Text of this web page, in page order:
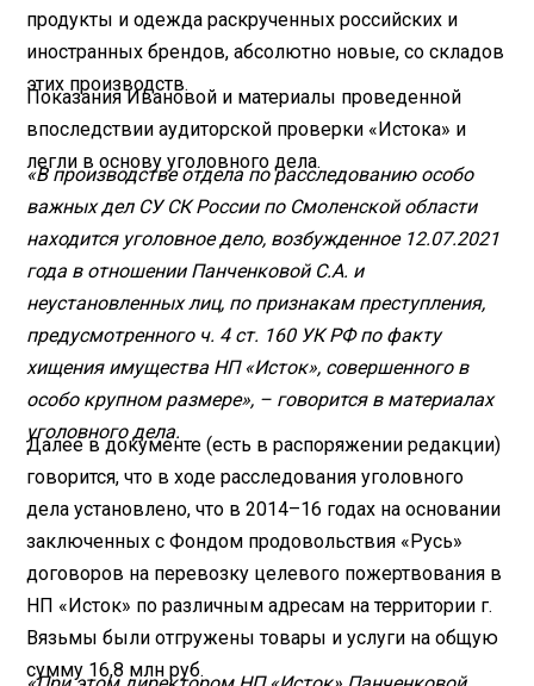
продукты и одежда раскрученных российских и
иностранных брендов, абсолютно новые, со складов
этих производств.
Показания Ивановой и материалы проведенной
впоследствии аудиторской проверки «Истока» и
легли в основу уголовного дела.
«В производстве отдела по расследованию особо
важных дел СУ СК России по Смоленской области
находится уголовное дело, возбужденное 12.07.2021
года в отношении Панченковой С.А. и
неустановленных лиц, по признакам преступления,
предусмотренного ч. 4 ст. 160 УК РФ по факту
хищения имущества НП «Исток», совершенного в
особо крупном размере», – говорится в материалах
уголовного дела.
Далее в документе (есть в распоряжении редакции)
говорится, что в ходе расследования уголовного
дела установлено, что в 2014–16 годах на основании
заключенных с Фондом продовольствия «Русь»
договоров на перевозку целевого пожертвования в
НП «Исток» по различным адресам на территории г.
Вязьмы были отгружены товары и услуги на общую
сумму 16,8 млн руб.